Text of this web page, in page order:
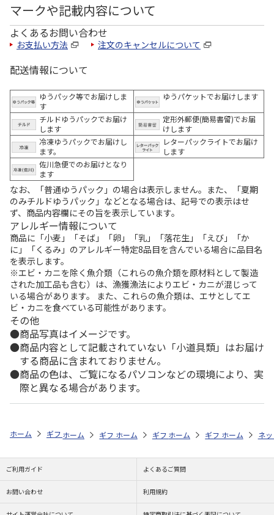
マークや記載内容について
よくあるお問い合わせ
お支払い方法 注文のキャンセルについて
配送情報について
ゆうパック等でお届けしま
す
ゆうパケットでお届けします
チルドゆうパックでお届け
します
定形外郵便(簡易書留)でお届
けします
冷凍ゆうパックでお届けし
ます。
レターパックライトでお届け
します
佐川急便でのお届けとなり
ます
なお、「普通ゆうパック」の場合は表示しません。また、「夏期
のみチルドゆうパック」などとなる場合は、記号での表示はせ
ず、商品内容欄にその旨を表示しています。
アレルギー情報について
商品に「小麦」「そば」「卵」「乳」「落花生」「えび」「か
に」「くるみ」のアレルギー特定8品目を含んでいる場合に品目名
を表示します。
※エビ・カニを除く魚介類（これらの魚介類を原材料として製造
された加工品も含む）は、漁獲漁法によりエビ・カニが混じって
いる場合があります。 また、これらの魚介類は、エサとしてエ
ビ・カニを食べている可能性があります。
その他
商品写真はイメージです。
商品内容として記載されていない「小道具類」はお届け
する商品に含まれておりません。
商品の色は、ご覧になるパソコンなどの環境により、実
際と異なる場合があります。
ホーム ギフトストア お中元・夏ギフト特集 2026 お菓子・スイーツ
ホーム ギフトストア お中元・夏ギフト特集 2026
ホーム ギフトストア お中元・夏ギフト
ホーム ギフトストア お
ホーム ネ
ご利用ガイド よくあるご質問
お問い合わせ 利用規約